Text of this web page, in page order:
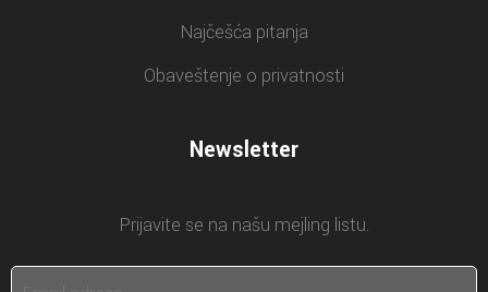
Najčešća pitanja
Obaveštenje o privatnosti
Newsletter
Prijavite se na našu mejling listu.